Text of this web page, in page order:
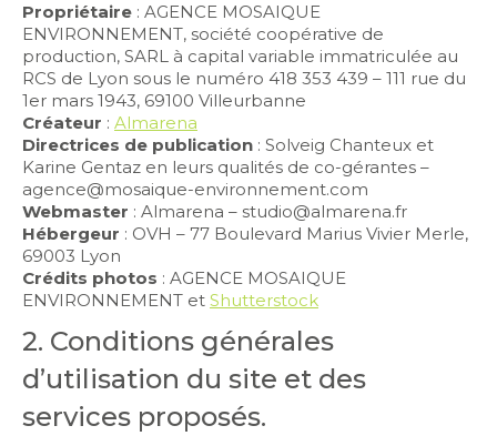
Propriétaire : AGENCE MOSAIQUE
ENVIRONNEMENT, société coopérative de
production, SARL à capital variable immatriculée au
RCS de Lyon sous le numéro 418 353 439 – 111 rue du
1er mars 1943, 69100 Villeurbanne
Créateur : Almarena
Directrices de publication : Solveig Chanteux et
Karine Gentaz en leurs qualités de co-gérantes –
agence@mosaique-environnement.com
Webmaster : Almarena – studio@almarena.fr
Hébergeur : OVH – 77 Boulevard Marius Vivier Merle,
69003 Lyon
Crédits photos : AGENCE MOSAIQUE
ENVIRONNEMENT et Shutterstock
2. Conditions générales
d’utilisation du site et des
services proposés.